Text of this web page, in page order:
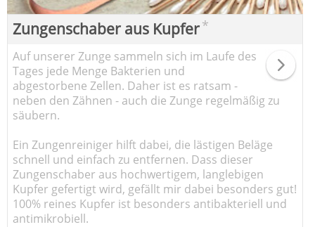
Zungenschaber aus Kupfer*
Auf unserer Zunge sammeln sich im Laufe des
Tages jede Menge Bakterien und
abgestorbene Zellen. Daher ist es ratsam -
neben den Zähnen - auch die Zunge regelmäßig zu
säubern.
Ein Zungenreiniger hilft dabei, die lästigen Beläge
schnell und einfach zu entfernen. Dass dieser
Zungenschaber aus hochwertigem, langlebigen
Kupfer gefertigt wird, gefällt mir dabei besonders gut!
100% reines Kupfer ist besonders antibakteriell und
antimikrobiell.